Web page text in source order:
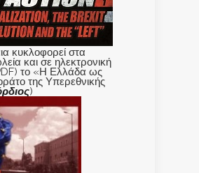
κυκλοφορεί στα
και σε ηλεκτρονική
το «Η Ελλάδα ως
της Υπερεθνικής
)